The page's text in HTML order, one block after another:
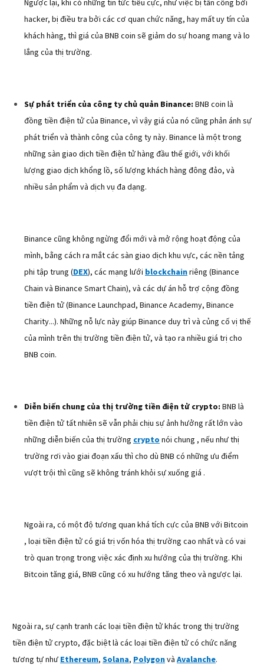
Ngược lại, khi có những tin tức tiêu cực, như việc bị tấn công bởi
hacker, bị điều tra bởi các cơ quan chức năng, hay mất uy tín của
khách hàng, thì giá của BNB coin sẽ giảm do sự hoang mang và lo
lắng của thị trường.
Sự phát triển của công ty chủ quản Binance:BNB coin là
đồng tiền điện tử của Binance, vì vậy giá của nó cũng phản ánh sự
phát triển và thành công của công ty này. Binance là một trong
những sàn giao dịch tiền điện tử hàng đầu thế giới, với khối
lượng giao dịch khổng lồ, số lượng khách hàng đông đảo, và
nhiều sản phẩm và dịch vụ đa dạng.
Binance cũng không ngừng đổi mới và mở rộng hoạt động của
mình, bằng cách ra mắt các sàn giao dịch khu vực, các nền tảng
phi tập trung (DEX), các mạng lưới blockchainriêng (Binance
Chain và Binance Smart Chain), và các dự án hỗ trợ cộng đồng
tiền điện tử (Binance Launchpad, Binance Academy, Binance
Charity...). Những nỗ lực này giúp Binance duy trì và củng cố vị thế
của mình trên thị trường tiền điện tử, và tạo ra nhiều giá trị cho
BNB coin.
Diễn biến chung của thị trường tiền điện tử crypto:BNB là
tiền điện tử tất nhiên sẽ vẫn phải chịu sự ảnh hưởng rất lớn vào
những diễn biến của thị trường crypto nói chung , nếu như thị
trường rơi vào giai đoạn xấu thì cho dù BNB có những ưu điểm
vượt trội thì cũng sẽ không tránh khỏi sự xuống giá .
Ngoài ra, có một độ tương quan khá tích cực của BNB với Bitcoin
, loại tiền điện tử có giá trị vốn hóa thị trường cao nhất và có vai
trò quan trọng trong việc xác định xu hướng của thị trường. Khi
Bitcoin tăng giá, BNB cũng có xu hướng tăng theo và ngược lại.
Ngoài ra, sự cạnh tranh các loại tiền điện tử khác trong thị trường
tiền điện tử crypto, đặc biệt là các loại tiền điện tử có chức năng
tương tự như Ethereum, Solana, Polygonvà Avalanche.